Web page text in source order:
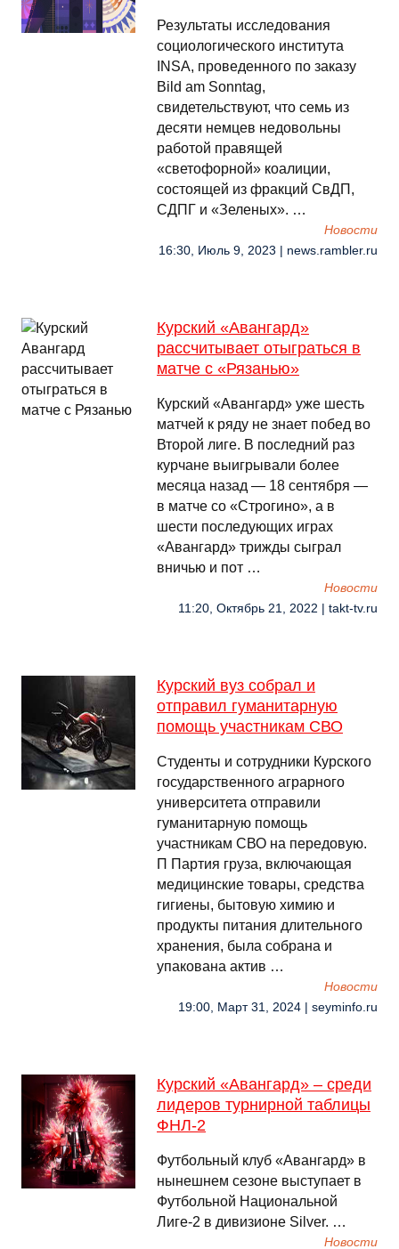
Результаты исследования
социологического института
INSA, проведенного по заказу
Bild am Sonntag,
свидетельствуют, что семь из
десяти немцев недовольны
работой правящей
«светофорной» коалиции,
состоящей из фракций СвДП,
СДПГ и «Зеленых». …
Новости
16:30, Июль 9, 2023 | news.rambler.ru
Курский «Авангард»
рассчитывает отыграться в
матче с «Рязанью»
Курский «Авангард» уже шесть
матчей к ряду не знает побед во
Второй лиге. В последний раз
курчане выигрывали более
месяца назад — 18 сентября —
в матче со «Строгино», а в
шести последующих играх
«Авангард» трижды сыграл
вничью и пот …
Новости
11:20, Октябрь 21, 2022 | takt-tv.ru
Курский вуз собрал и
отправил гуманитарную
помощь участникам СВО
Студенты и сотрудники Курского
государственного аграрного
университета отправили
гуманитарную помощь
участникам СВО на передовую.
П Партия груза, включающая
медицинские товары, средства
гигиены, бытовую химию и
продукты питания длительного
хранения, была собрана и
упакована актив …
Новости
19:00, Март 31, 2024 | seyminfo.ru
Курский «Авангард» – среди
лидеров турнирной таблицы
ФНЛ-2
Футбольный клуб «Авангард» в
нынешнем сезоне выступает в
Футбольной Национальной
Лиге-2 в дивизионе Silver. …
Новости